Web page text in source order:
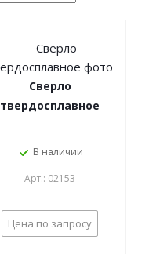
Сверло
твердосплавное
В наличии
Арт.: 02153
Цена по запросу